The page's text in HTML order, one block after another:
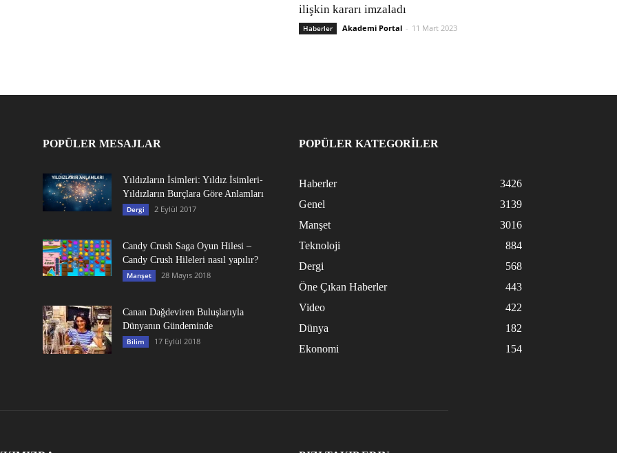
ilişkin kararı imzaladı
Haberler Akademi Portal - 11 Mart 2023
POPÜLER MESAJLAR
Yıldızların İsimleri: Yıldız İsimleri-
Yıldızların Burçlara Göre Anlamları
Dergi 2 Eylül 2017
Candy Crush Saga Oyun Hilesi –
Candy Crush Hileleri nasıl yapılır?
Manşet 28 Mayıs 2018
Canan Dağdeviren Buluşlarıyla
Dünyanın Gündeminde
Bilim 17 Eylül 2018
POPÜLER KATEGORİLER
Haberler
3426
Genel
3139
Manşet
3016
Teknoloji
884
Dergi
568
Öne Çıkan Haberler
443
Video
422
Dünya
182
Ekonomi
154